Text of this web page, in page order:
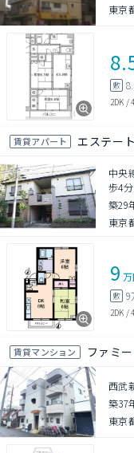
東京
敷
2DK /
賃貸アパート エステー
中央
歩4分
築29
東京
9
敷 9
2DK /
賃貸マンション ファミ
西武
築37
東京